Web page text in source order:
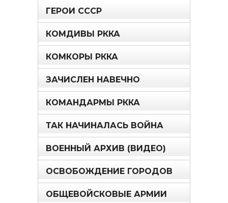
ГЕРОИ СССР
КОМДИВЫ РККА
КОМКОРЫ РККА
ЗАЧИСЛЕН НАВЕЧНО
КОМАНДАРМЫ РККА
ТАК НАЧИНАЛАСЬ ВОЙНА
ВОЕННЫЙ АРХИВ (ВИДЕО)
ОСВОБОЖДЕНИЕ ГОРОДОВ
ОБЩЕВОЙСКОВЫЕ АРМИИ